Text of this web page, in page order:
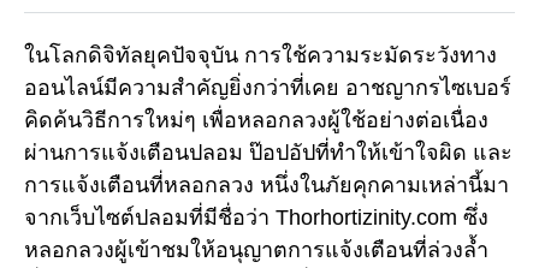
ในโลกดิจิทัลยุคปัจจุบัน การใช้ความระมัดระวังทาง
ออนไลน์มีความสำคัญยิ่งกว่าที่เคย อาชญากรไซเบอร์
คิดค้นวิธีการใหม่ๆ เพื่อหลอกลวงผู้ใช้อย่างต่อเนื่อง
ผ่านการแจ้งเตือนปลอม ป๊อปอัปที่ทำให้เข้าใจผิด และ
การแจ้งเตือนที่หลอกลวง หนึ่งในภัยคุกคามเหล่านี้มา
จากเว็บไซต์ปลอมที่มีชื่อว่า Thorhortizinity.com ซึ่ง
หลอกลวงผู้เข้าชมให้อนุญาตการแจ้งเตือนที่ล่วงล้ำ